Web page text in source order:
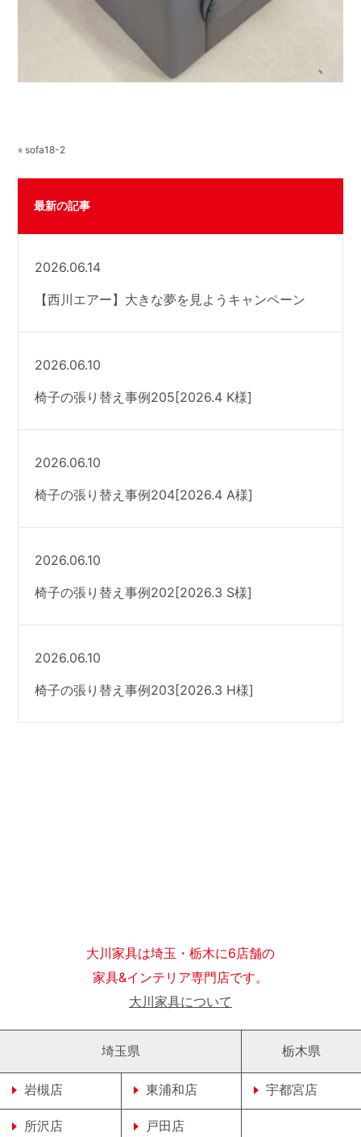
« sofa18-2
最新の記事
2026.06.14
【西川エアー】大きな夢を見ようキャンペーン
2026.06.10
椅子の張り替え事例205[2026.4 K様]
2026.06.10
椅子の張り替え事例204[2026.4 A様]
2026.06.10
椅子の張り替え事例202[2026.3 S様]
2026.06.10
椅子の張り替え事例203[2026.3 H様]
大川家具は埼玉・栃木に6店舗の
家具&インテリア専門店です。
大川家具について
埼玉県
岩槻店 東浦和店
所沢店 戸田店
栃木県
宇都宮店